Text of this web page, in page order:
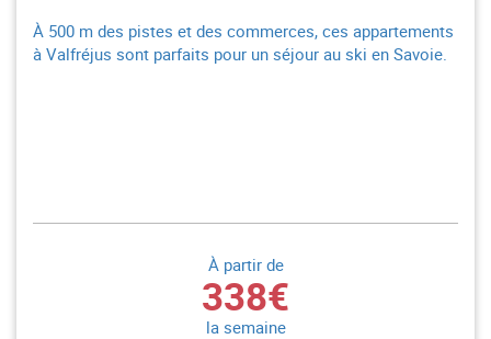
À 500 m des pistes et des commerces, ces appartements
à Valfréjus sont parfaits pour un séjour au ski en Savoie.
À partir de
338€
la semaine